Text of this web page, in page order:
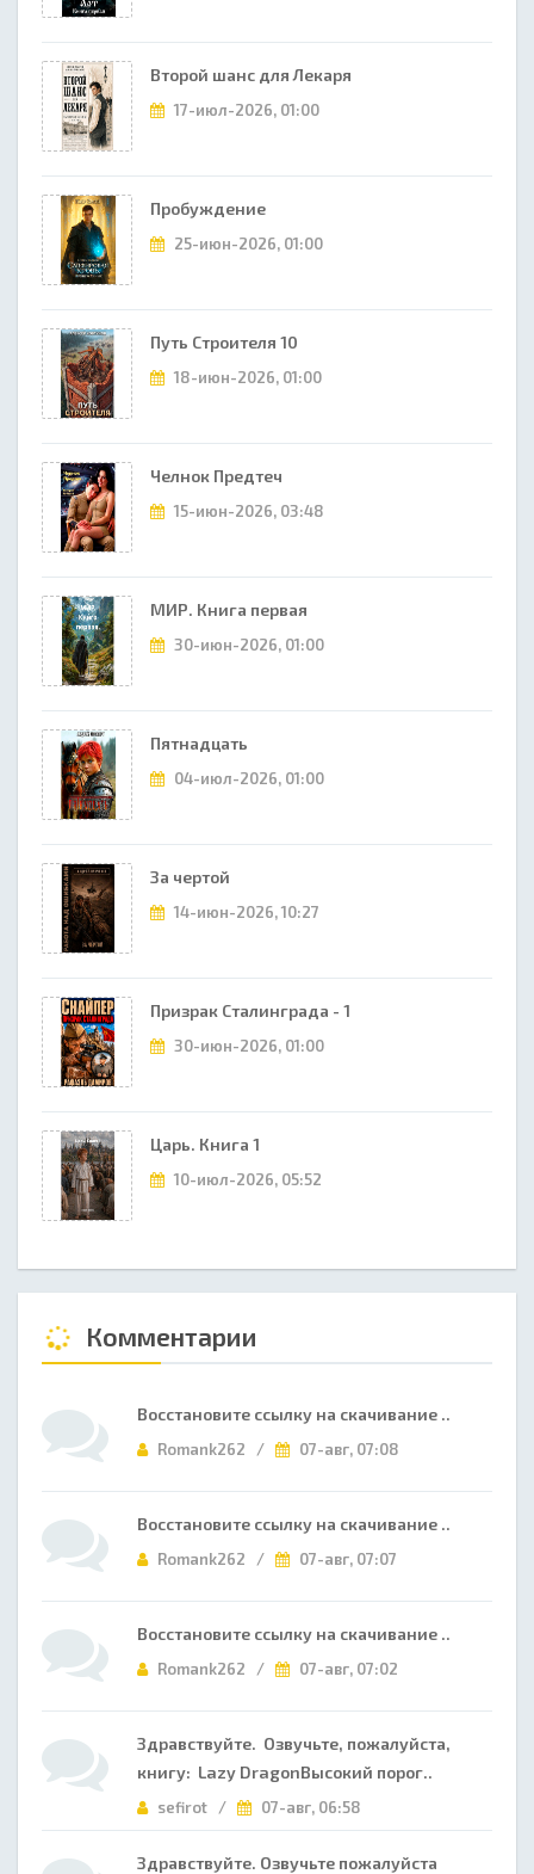
Второй шанс для Лекаря
17-июл-2026, 01:00
Пробуждение
25-июн-2026, 01:00
Путь Строителя 10
18-июн-2026, 01:00
Челнок Предтеч
15-июн-2026, 03:48
МИР. Книга первая
30-июн-2026, 01:00
Пятнадцать
04-июл-2026, 01:00
За чертой
14-июн-2026, 10:27
Призрак Сталинграда - 1
30-июн-2026, 01:00
Царь. Книга 1
10-июл-2026, 05:52
Комментарии
Восстановите ссылку на скачивание ..
Romank262 / 07-авг, 07:08
Восстановите ссылку на скачивание ..
Romank262 / 07-авг, 07:07
Восстановите ссылку на скачивание ..
Romank262 / 07-авг, 07:02
Здравствуйте. Озвучьте, пожалуйста,
книгу: Lazy DragonВысокий порог..
sefirot / 07-авг, 06:58
Здравствуйте. Озвучьте пожалуйста